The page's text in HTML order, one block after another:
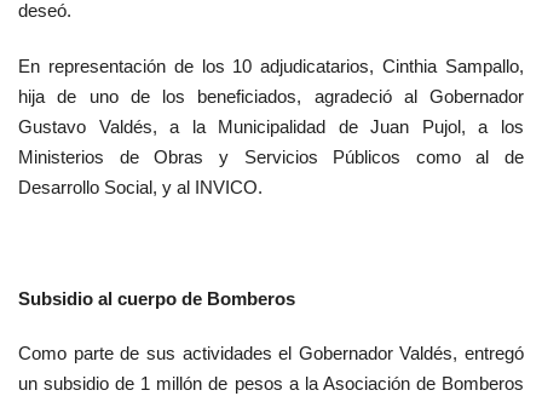
deseó.
En representación de los 10 adjudicatarios, Cinthia Sampallo,
hija de uno de los beneficiados, agradeció al Gobernador
Gustavo Valdés, a la Municipalidad de Juan Pujol, a los
Ministerios de Obras y Servicios Públicos como al de
Desarrollo Social, y al INVICO.
Subsidio al cuerpo de Bomberos
Como parte de sus actividades el Gobernador Valdés, entregó
un subsidio de 1 millón de pesos a la Asociación de Bomberos